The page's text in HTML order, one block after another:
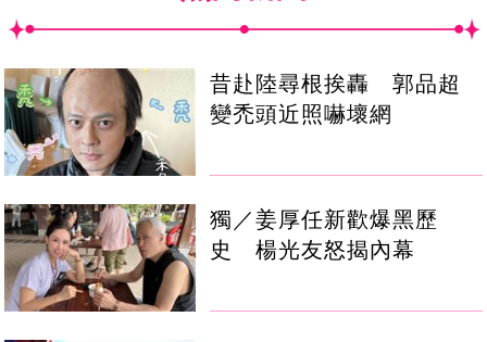
昔赴陸尋根挨轟 郭品超
變禿頭近照嚇壞網
獨／姜厚任新歡爆黑歷
史 楊光友怒揭內幕